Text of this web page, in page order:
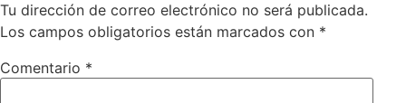
Tu dirección de correo electrónico no será publicada.
Los campos obligatorios están marcados con *
Comentario *